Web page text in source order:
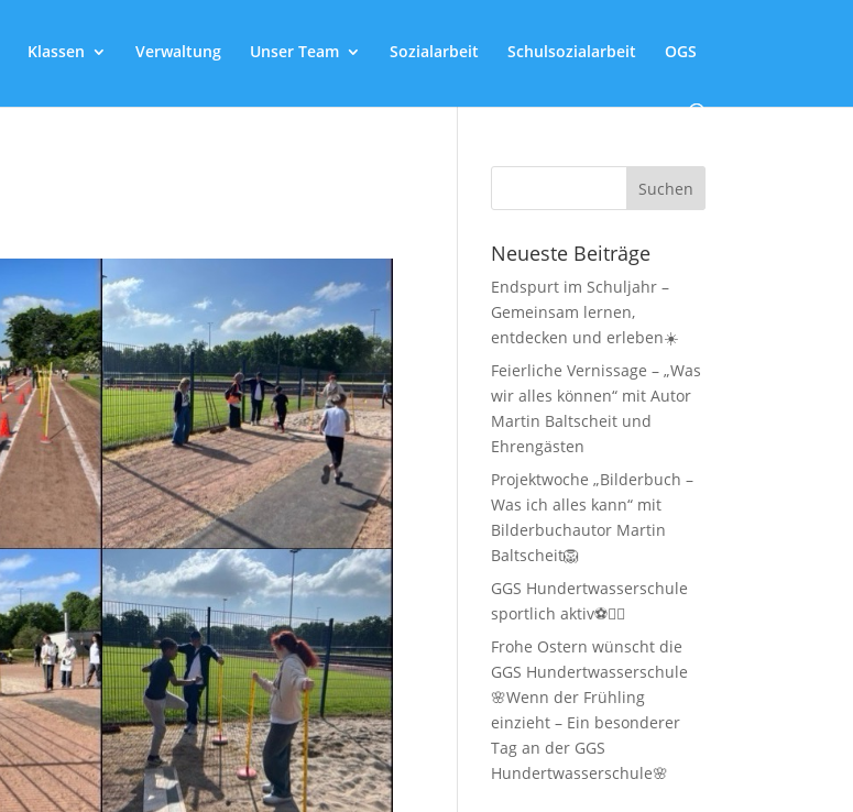
Klassen Verwaltung Unser Team Sozialarbeit Schulsozialarbeit OGS
Neueste Beiträge
Endspurt im Schuljahr –
Gemeinsam lernen,
entdecken und erleben☀️
Feierliche Vernissage – „Was
wir alles können“ mit Autor
Martin Baltscheit und
Ehrengästen
Projektwoche „Bilderbuch –
Was ich alles kann“ mit
Bilderbuchautor Martin
Baltscheit🦁
GGS Hundertwasserschule
sportlich aktiv⚽🏃‍♂️
Frohe Ostern wünscht die
GGS Hundertwasserschule
🌸Wenn der Frühling
einzieht – Ein besonderer
Tag an der GGS
Hundertwasserschule🌸